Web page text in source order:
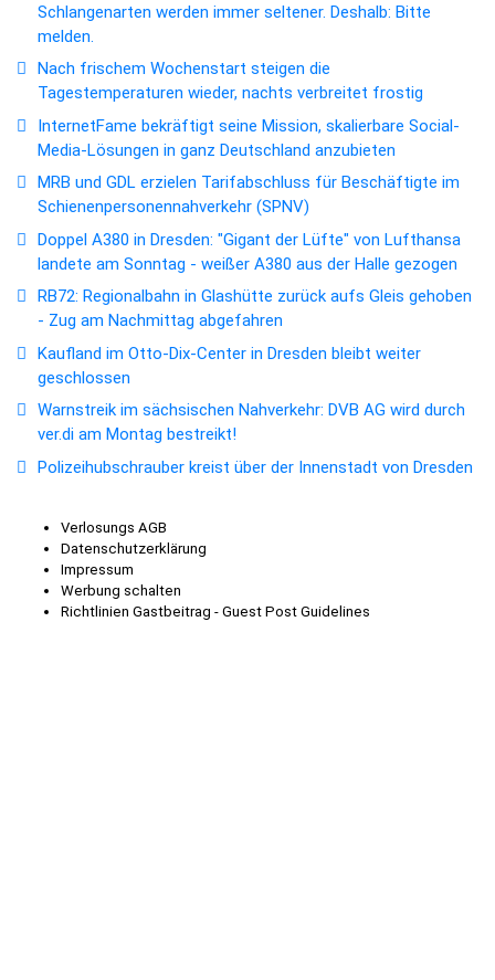
Schlangenarten werden immer seltener. Deshalb: Bitte
melden.
Nach frischem Wochenstart steigen die
Tagestemperaturen wieder, nachts verbreitet frostig
InternetFame bekräftigt seine Mission, skalierbare Social-
Media-Lösungen in ganz Deutschland anzubieten
MRB und GDL erzielen Tarifabschluss für Beschäftigte im
Schienenpersonennahverkehr (SPNV)
Doppel A380 in Dresden: "Gigant der Lüfte" von Lufthansa
landete am Sonntag - weißer A380 aus der Halle gezogen
RB72: Regionalbahn in Glashütte zurück aufs Gleis gehoben
- Zug am Nachmittag abgefahren
Kaufland im Otto-Dix-Center in Dresden bleibt weiter
geschlossen
Warnstreik im sächsischen Nahverkehr: DVB AG wird durch
ver.di am Montag bestreikt!
Polizeihubschrauber kreist über der Innenstadt von Dresden
Verlosungs AGB
Datenschutzerklärung
Impressum
Werbung schalten
Richtlinien Gastbeitrag - Guest Post Guidelines